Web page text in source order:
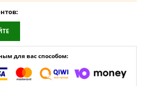
для вас способом: